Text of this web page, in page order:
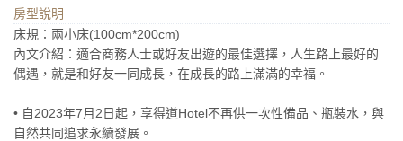
房型說明
床規：兩小床(100cm*200cm)
內文介紹：適合商務人士或好友出遊的最佳選擇，人生路上最好的
偶遇，就是和好友一同成長，在成長的路上滿滿的幸福。
• 自2023年7月2日起，享得道Hotel不再供一次性備品、瓶裝水，與
自然共同追求永續發展。